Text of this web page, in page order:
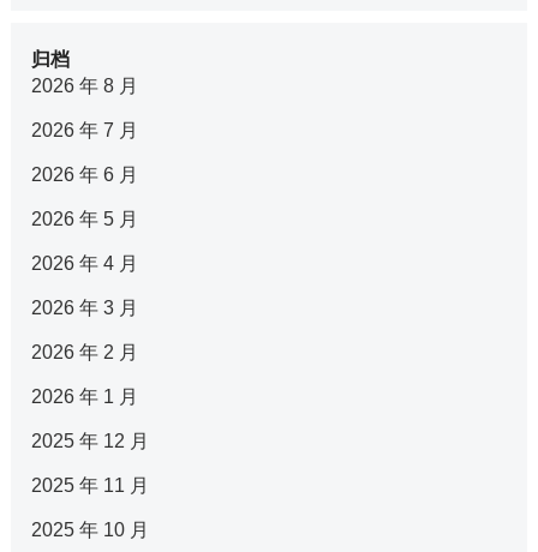
归档
2026 年 8 月
2026 年 7 月
2026 年 6 月
2026 年 5 月
2026 年 4 月
2026 年 3 月
2026 年 2 月
2026 年 1 月
2025 年 12 月
2025 年 11 月
2025 年 10 月